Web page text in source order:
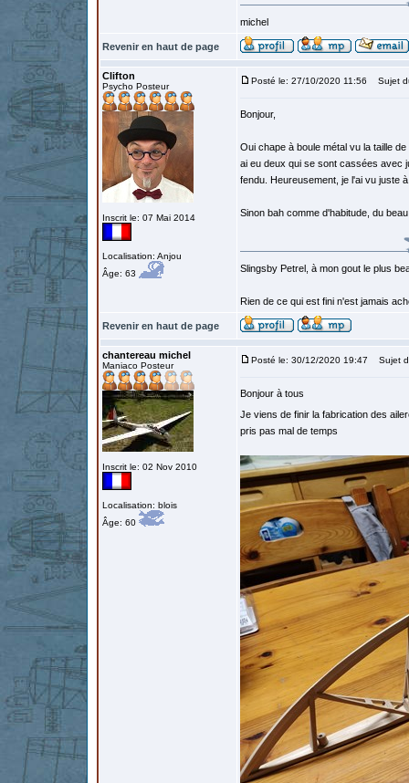
michel
Revenir en haut de page
Clifton
Psycho Posteur
Inscrit le: 07 Mai 2014
Localisation: Anjou
Âge: 63
Posté le: 27/10/2020 11:56 Sujet
Bonjour,
Oui chape à boule métal vu la taille
ai eu deux qui se sont cassées avec
fendu. Heureusement, je l'ai vu juste
Sinon bah comme d'habitude, du
Slingsby Petrel, à mon gout le plus
Rien de ce qui est fini n'est jamais
Revenir en haut de page
chantereau michel
Maniaco Posteur
Inscrit le: 02 Nov 2010
Localisation: blois
Âge: 60
Posté le: 30/12/2020 19:47 Sujet
Bonjour à tous
Je viens de finir la fabrication des
pris pas mal de temps